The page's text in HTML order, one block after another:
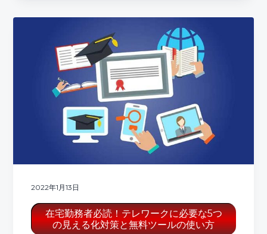
2022年1月13日
在宅勤務者必読！テレワークに必要な5つ
の見える化対策と無料ツールの使い方